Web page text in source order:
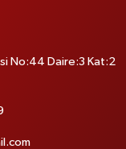
No:44 Daire:3 Kat:2